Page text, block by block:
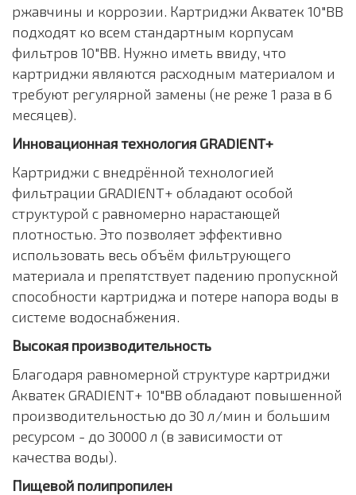
ржавчины и коррозии. Картриджи Акватек 10"BB
подходят ко всем стандартным корпусам
фильтров 10"BB. Нужно иметь ввиду, что
картриджи являются расходным материалом и
требуют регулярной замены (не реже 1 раза в 6
месяцев).
Инновационная технология GRADIENT+
Картриджи с внедрённой технологией
фильтрации GRADIENT+ обладают особой
структурой с равномерно нарастающей
плотностью. Это позволяет эффективно
использовать весь объём фильтрующего
материала и препятствует падению пропускной
способности картриджа и потере напора воды в
системе водоснабжения.
Высокая производительность
Благодаря равномерной структуре картриджи
Акватек GRADIENT+ 10"BB обладают повышенной
производительностью до 30 л/мин и большим
ресурсом - до 30000 л (в зависимости от
качества воды).
Пищевой полипропилен